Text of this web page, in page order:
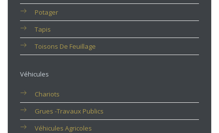
Potager
Tapis
Toisons De Feuillage
Véhicules
Chariots
Grues -travaux Publics
Véhicules Agricoles